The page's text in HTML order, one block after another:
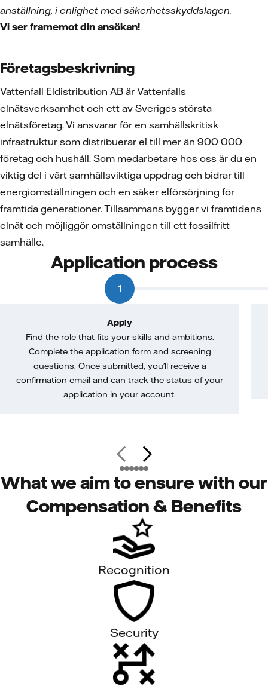
anställning, i enlighet med säkerhetsskyddslagen.
Vi ser framemot din ansökan!
Företagsbeskrivning
Vattenfall Eldistribution AB är Vattenfalls
elnätsverksamhet och ett av Sveriges största
elnätsföretag. Vi ansvarar för en samhällskritisk
infrastruktur som distribuerar el till mer än 900 000
företag och hushåll. Som medarbetare hos oss är du en
viktig del i vårt samhällsviktiga uppdrag och bidrar till
energiomställningen och en säker elförsörjning för
framtida generationer. Tillsammans bygger vi framtidens
elnät och möjliggör omställningen till ett fossilfritt
samhälle.
Application process
1
Apply
Find the role that fits your skills and ambitions.
Complete the application form and screening
questions. Once submitted, you’ll receive a
confirmation email and can track the status of your
application in your account.
What we aim to ensure with our
Compensation & Benefits
Recognition
Security